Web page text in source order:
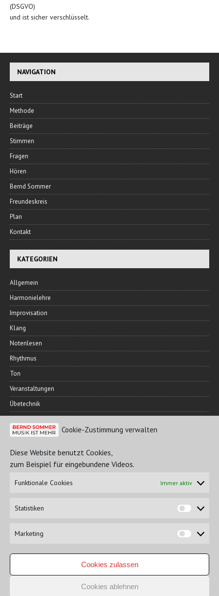
Cookie-Zustimmung verwalten
Diese Website benutzt Cookies,
zum Beispiel für eingebundene Videos.
Funktionale Cookies Immer aktiv
Statistiken
Marketing
Cookies zulassen
Cookies ablehnen
(DSGVO)
und ist sicher verschlüsselt.
NAVIGATION
Start
Methode
Beiträge
Stimmen
Fragen
Hören
Bernd Sommer
Freundeskreis
Plan
Kontakt
KATEGORIEN
Allgemein
Harmonielehre
Improvisation
Klang
Notenlesen
Rhythmus
Ton
Veranstaltungen
Übetechnik
FREUNDESKREIS
NICHTS GEFUNDEN?